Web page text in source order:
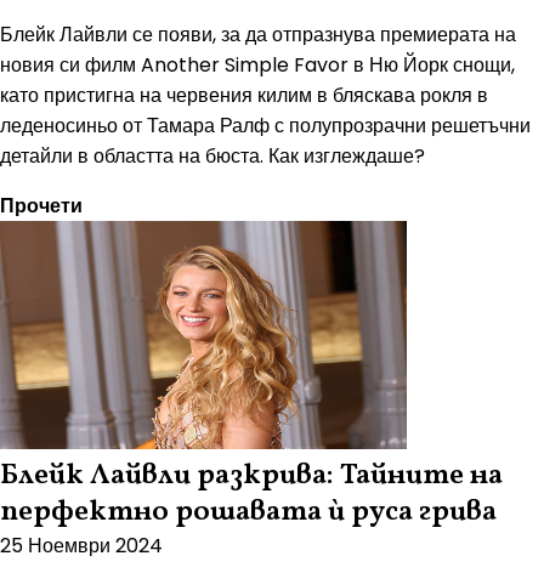
Блейк Лайвли се появи, за да отпразнува премиерата на
новия си филм Another Simple Favor в Ню Йорк снощи,
като пристигна на червения килим в бляскава рокля в
леденосиньо от Тамара Ралф с полупрозрачни решетъчни
детайли в областта на бюста. Как изглеждаше?
Прочети
Блейк Лайвли разкрива: Тайните на
перфектно рошавата ѝ руса грива
25 Ноември 2024